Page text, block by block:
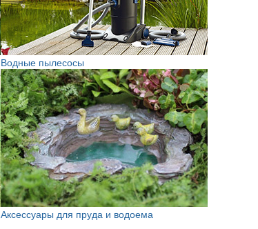
Водные пылесосы
Аксессуары для пруда и водоема